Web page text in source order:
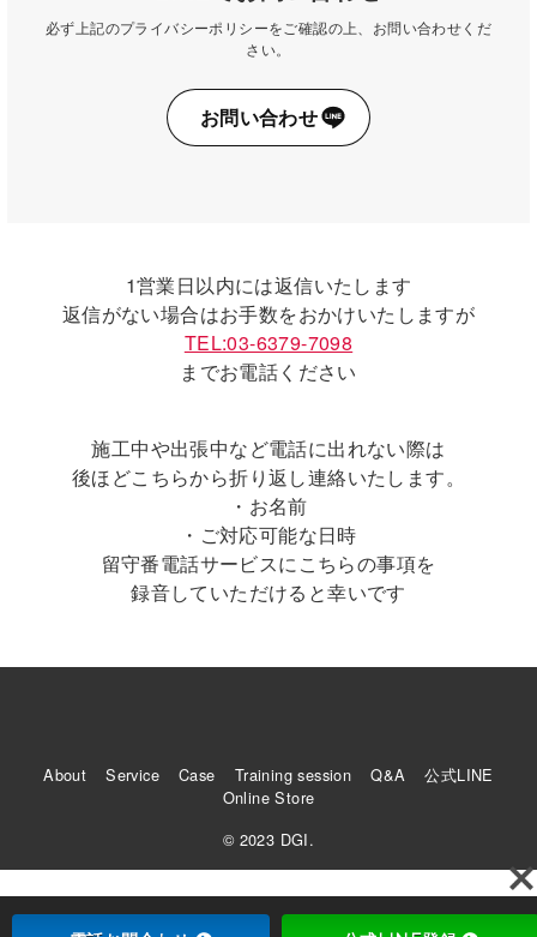
必ず上記のプライバシーポリシーをご確認の上、お問い合わせくだ
さい。
お問い合わせ
1営業日以内には返信いたします
返信がない場合はお手数をおかけいたしますが
TEL:03-6379-7098
までお電話ください
施工中や出張中など電話に出れない際は
後ほどこちらから折り返し連絡いたします。
・お名前
・ご対応可能な日時
留守番電話サービスにこちらの事項を
録音していただけると幸いです
About Service Case Training session Q&A
公式LINE
Online Store
© 2023 DGI.